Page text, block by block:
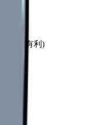
系が有利)